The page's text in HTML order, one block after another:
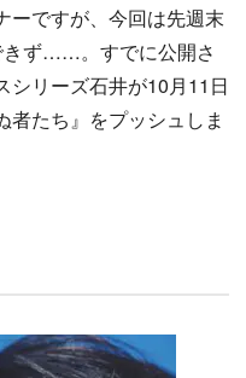
ーですが、今回は先週末
きず……。すでに公開さ
シリーズ石井が10月11日
者たち』をプッシュしま